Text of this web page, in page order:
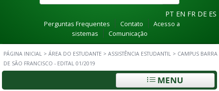
PT EN FR DE ES
Perguntas Frequentes Contato
Acesso a
sistemas
Comunicação
PÁGINA INICIAL > ÁREA DO ESTUDANTE > ASSISTÊNCIA ESTUDANTIL > CAMPUS BARRA
DE SÃO FRANCISCO - EDITAL 01/2019
MENU